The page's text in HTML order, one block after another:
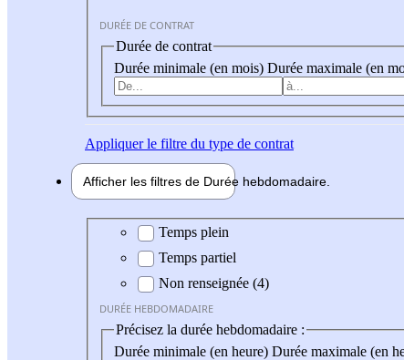
DURÉE DE CONTRAT
Durée de contrat
Durée minimale (en mois) Durée maximale (en
Appliquerle filtre du type de contrat
Afficher les filtres de Durée hebdomadaire
Durée hebdomadaire
Temps plein
Temps partiel
Non renseignée (4)
DURÉE HEBDOMADAIRE
Précisez la durée hebdomadaire :
Durée minimale (en heure) Durée maximale (en